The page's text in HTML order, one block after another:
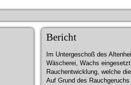
Bericht
Im Untergeschoß des
Wäscherei, Wachs
Rauchentwicklung, welche
Auf Grund des